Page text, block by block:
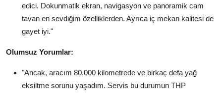
edici. Dokunmatik ekran, navigasyon ve panoramik cam
tavan en sevdiğim özelliklerden. Ayrıca iç mekan kalitesi de
gayet iyi."
Olumsuz Yorumlar:
"Ancak, aracım 80.000 kilometrede ve birkaç defa yağ
eksiltme sorunu yaşadım. Servis bu durumun THP